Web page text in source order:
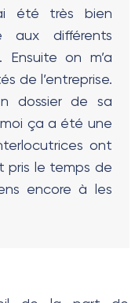
été très bien
aux différents
Ensuite on m’a
de l’entreprise.
dossier de sa
ça a été une
ont
pris le temps de
encore à les